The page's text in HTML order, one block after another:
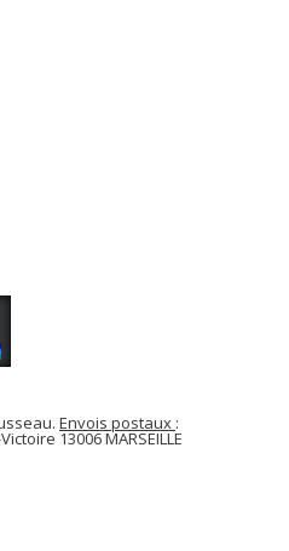
Envois postaux :
13006 MARSEILLE